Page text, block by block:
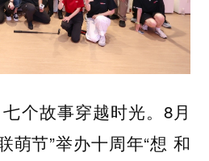
个故事穿越时光。8月
萌节”举办十周年“想 和